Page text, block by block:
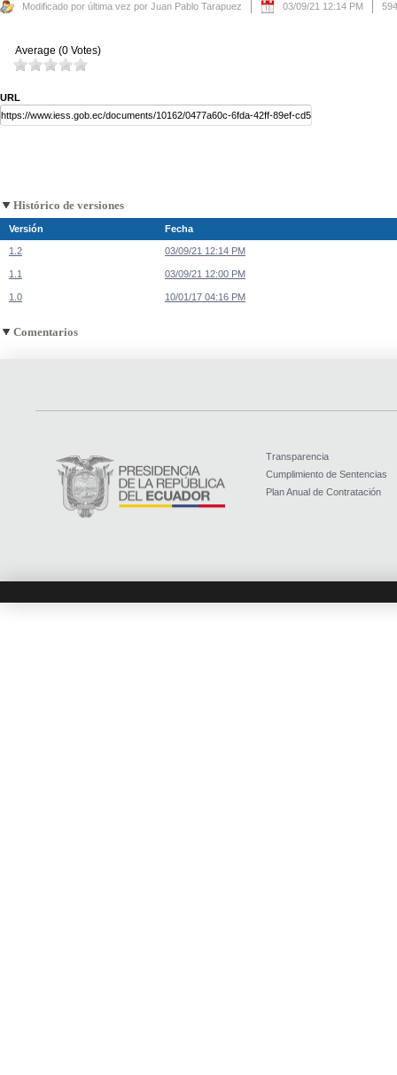
Modificado por última vez por Juan Pablo Tarapuez
03/09/21 12:14 PM
Average (0 Votes)
URL
Histórico de versiones
Versión Fecha
1.2 03/09/21 12:14 PM
1.1 03/09/21 12:00 PM
1.0 10/01/17 04:16 PM
Comentarios
Transparencia
Cumplimiento de Sentencias
Plan Anual de Contratación